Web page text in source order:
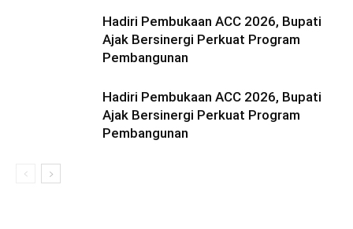
Hadiri Pembukaan ACC 2026, Bupati
Ajak Bersinergi Perkuat Program
Pembangunan
Hadiri Pembukaan ACC 2026, Bupati
Ajak Bersinergi Perkuat Program
Pembangunan